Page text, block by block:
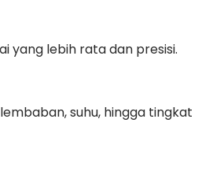
yang lebih rata dan presisi.
suhu, hingga tingkat